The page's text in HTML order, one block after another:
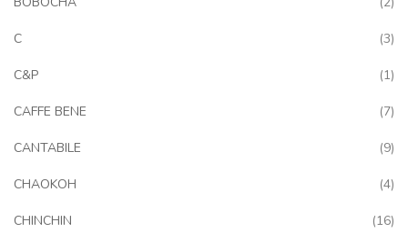
C 3
C&P 1
CAFFE BENE 7
CANTABILE 9
CHAOKOH 4
CHINCHIN 16